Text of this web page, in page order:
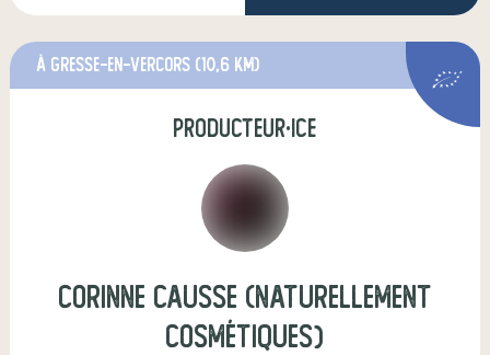
à Gresse-en-Vercors (10,6 km)
producteur·ice
Corinne Causse (Naturellement
cosmétiques)